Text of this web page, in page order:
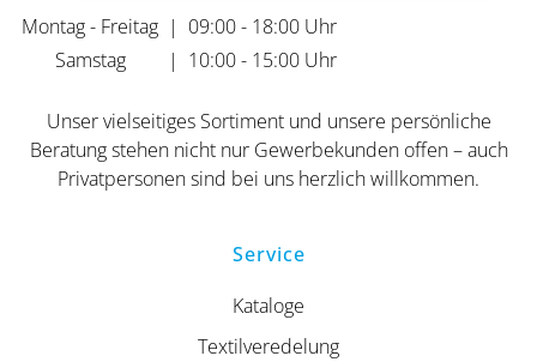
Montag - Freitag | 09:00 - 18:00 Uhr
Samstag
| 10:00 - 15:00 Uhr
Unser vielseitiges Sortiment und unsere persönliche
Beratung stehen nicht nur Gewerbekunden offen – auch
Privatpersonen sind bei uns herzlich willkommen.
Service
Kataloge
Textilveredelung